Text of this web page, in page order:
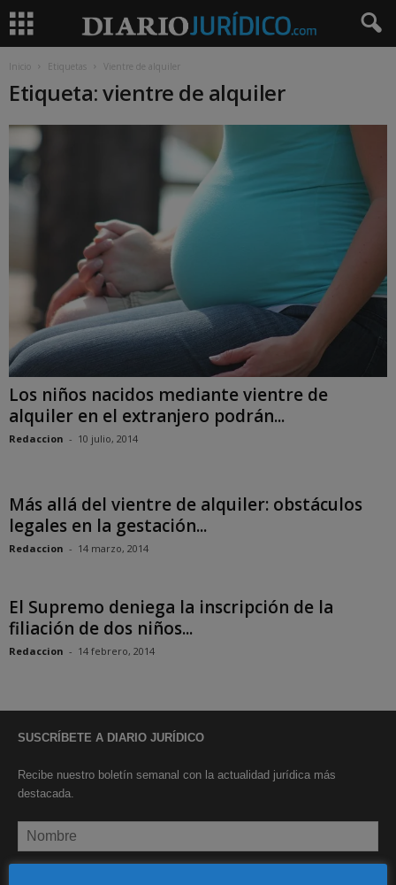
Inicio Etiquetas Vientre de alquiler
Etiqueta: vientre de alquiler
Los niños nacidos mediante vientre de
alquiler en el extranjero podrán...
Redaccion - 10 julio, 2014
Más allá del vientre de alquiler: obstáculos
legales en la gestación...
Redaccion - 14 marzo, 2014
El Supremo deniega la inscripción de la
filiación de dos niños...
Redaccion - 14 febrero, 2014
SUSCRÍBETE A DIARIO JURÍDICO
Recibe nuestro boletín semanal con la actualidad jurídica más
destacada.